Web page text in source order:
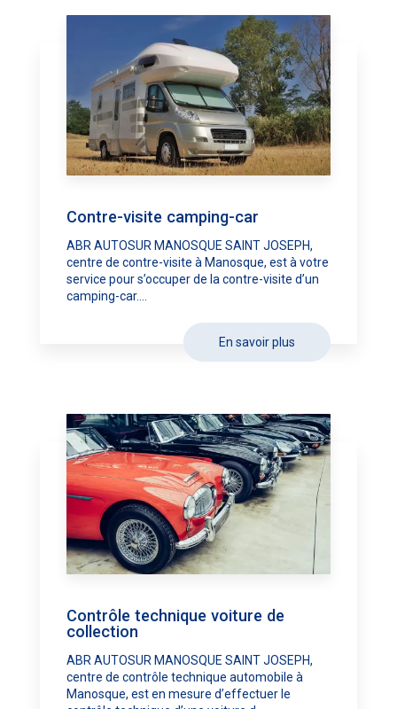
Contre-visite camping-car
ABR AUTOSUR MANOSQUE SAINT JOSEPH,
centre de contre-visite à Manosque, est à votre
service pour s’occuper de la contre-visite d’un
camping-car....
En savoir plus
Contrôle technique voiture de
collection
ABR AUTOSUR MANOSQUE SAINT JOSEPH,
centre de contrôle technique automobile à
Manosque, est en mesure d’effectuer le